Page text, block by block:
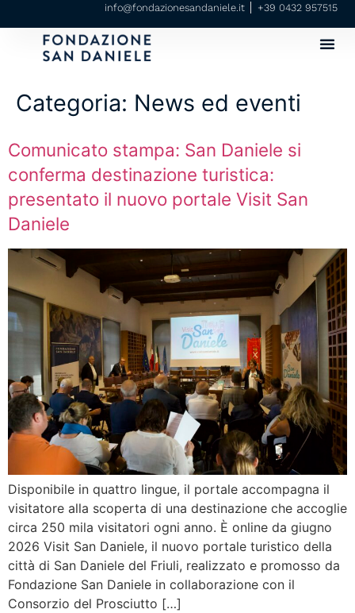
info@fondazionesandaniele.it +39 0432 957515
Categoria: News ed eventi
Comunicato stampa: San Daniele si
conferma destinazione turistica:
presentato il nuovo portale Visit San
Daniele
Disponibile in quattro lingue, il portale accompagna il
visitatore alla scoperta di una destinazione che accoglie
circa 250 mila visitatori ogni anno. È online da giugno
2026 Visit San Daniele, il nuovo portale turistico della
città di San Daniele del Friuli, realizzato e promosso da
Fondazione San Daniele in collaborazione con il
Consorzio del Prosciutto […]